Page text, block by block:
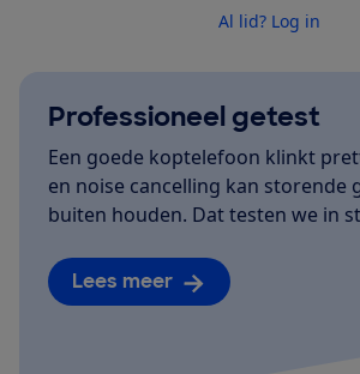
Al lid? Log in
Professioneel getest
Een goede koptelefoon klinkt
en noise cancelling kan storende
buiten houden. Dat testen we in
Lees meer